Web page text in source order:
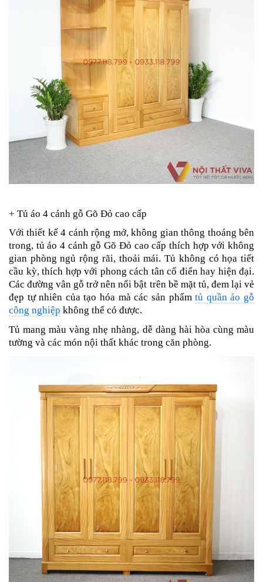
+ Tủ áo 4 cánh gỗ Gõ Đỏ cao cấp
Với thiết kế 4 cánh rộng mở, không gian thông thoáng bên
trong, tủ áo 4 cánh gỗ Gõ Đỏ cao cấp thích hợp với không
gian phòng ngủ rộng rãi, thoải mái. Tủ không có họa tiết
cầu kỳ, thích hợp với phong cách tân cổ điển hay hiện đại.
Các đường vân gỗ trở nên nổi bật trên bề mặt tủ, đem lại vẻ
đẹp tự nhiên của tạo hóa mà các sản phẩmtủ quần áo gỗ
công nghiệp không thể có được.
Tủ mang màu vàng nhẹ nhàng, dễ dàng hài hòa cùng màu
tường và các món nội thất khác trong căn phòng.